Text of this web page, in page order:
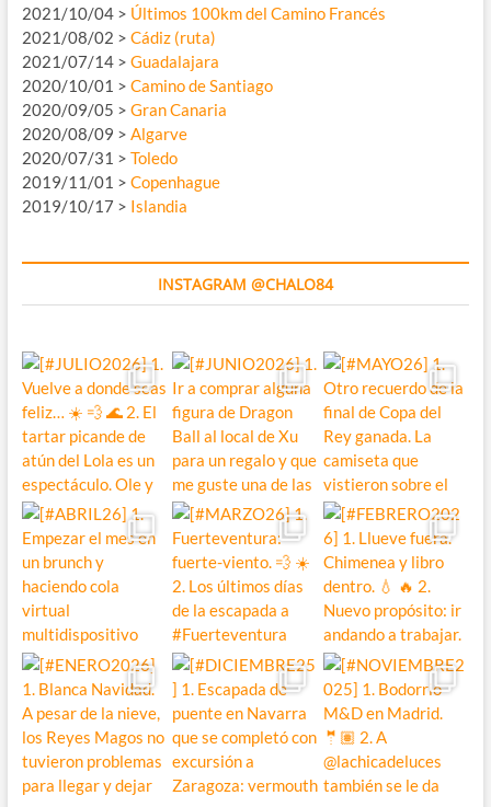
2021/10/04 > Últimos 100km del Camino Francés
2021/08/02 > Cádiz (ruta)
2021/07/14 > Guadalajara
2020/10/01 > Camino de Santiago
2020/09/05 > Gran Canaria
2020/08/09 > Algarve
2020/07/31 > Toledo
2019/11/01 > Copenhague
2019/10/17 > Islandia
INSTAGRAM @CHALO84